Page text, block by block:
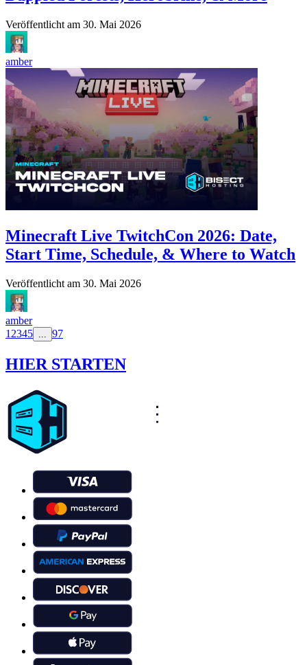
Veröffentlicht am 30. Mai 2026
amber
Minecraft Live TwitchCon 2026: Date,
Start Time, Schedule, & Where to Watch
Veröffentlicht am 30. Mai 2026
amber
1 2345 97
HIER STARTEN